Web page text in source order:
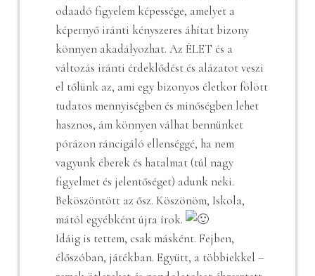
odaadó figyelem képessége, amelyet a
képernyő iránti kényszeres áhítat bizony
könnyen akadályozhat. Az ÉLET és a
változás iránti érdeklődést és alázatot veszi
el tőlünk az, ami egy bizonyos életkor fölött
tudatos mennyiségben és minőségben lehet
hasznos, ám könnyen válhat bennünket
pórázon ráncigáló ellenséggé, ha nem
vagyunk éberek és hatalmat (túl nagy
figyelmet és jelentőséget) adunk neki.
Beköszöntött az ősz. Köszönöm, Iskola,
mától egyébként újra írok.
Idáig is tettem, csak másként. Fejben,
élőszóban, játékban. Együtt, a többiekkel –